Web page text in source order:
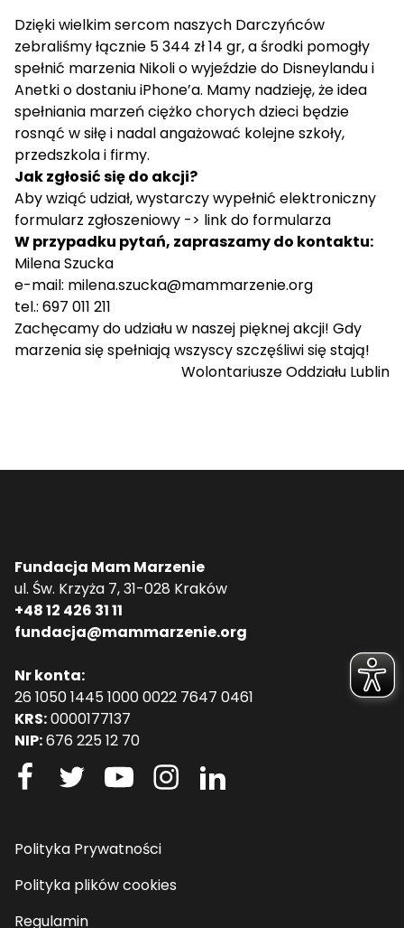
Dzięki wielkim sercom naszych Darczyńców
zebraliśmy łącznie 5 344 zł 14 gr, a środki pomogły
spełnić marzenia Nikoli o wyjeździe do Disneylandu i
Anetki o dostaniu iPhone’a. Mamy nadzieję, że idea
spełniania marzeń ciężko chorych dzieci będzie
rosnąć w siłę i nadal angażować kolejne szkoły,
przedszkola i firmy.
Jak zgłosić się do akcji?
Aby wziąć udział, wystarczy wypełnić elektroniczny
formularz zgłoszeniowy -> link do formularza
W przypadku pytań, zapraszamy do kontaktu:
Milena Szucka
e-mail: milena.szucka@mammarzenie.org
tel.: 697 011 211
Zachęcamy do udziału w naszej pięknej akcji! Gdy
marzenia się spełniają wszyscy szczęśliwi się stają!
Wolontariusze Oddziału Lublin
Fundacja Mam Marzenie
ul. Św. Krzyża 7, 31-028 Kraków
+48 12 426 31 11
fundacja@mammarzenie.org
Nr konta:
26 1050 1445 1000 0022 7647 0461
KRS:0000177137
NIP:676 225 12 70
Polityka Prywatności
Polityka plików cookies
Regulamin